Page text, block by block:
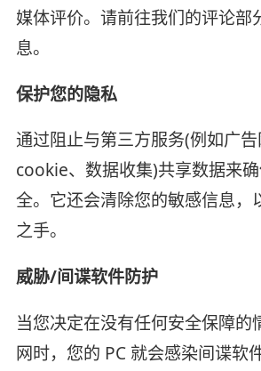
媒体评价。请前往我们的评论部
息。
保护您的隐私
通过阻止与第三方服务(例如广
cookie、数据收集)共享数据来
全。它还会清除您的敏感信息，
之手。
威胁/间谍软件防护
当您决定在没有任何安全保障的
网时，您的 PC 就会感染间谍软